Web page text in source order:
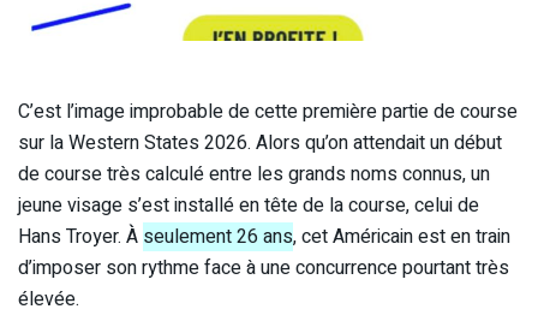
C’est l’image improbable de cette première partie de course
sur la Western States 2026. Alors qu’on attendait un début
de course très calculé entre les grands noms connus, un
jeune visage s’est installé en tête de la course, celui de
Hans Troyer. À seulement 26 ans, cet Américain est en train
d’imposer son rythme face à une concurrence pourtant très
élevée.